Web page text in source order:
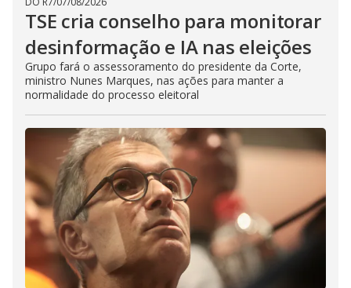
TSE cria conselho para monitorar
desinformação e IA nas eleições
Grupo fará o assessoramento do presidente da Corte,
ministro Nunes Marques, nas ações para manter a
normalidade do processo eleitoral